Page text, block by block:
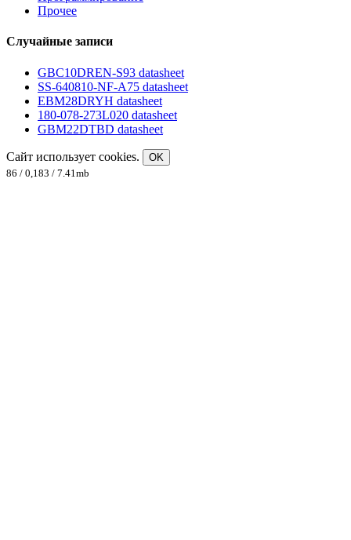
Прочее
Случайные записи
GBC10DREN-S93 datasheet
SS-640810-NF-A75 datasheet
EBM28DRYH datasheet
180-078-273L020 datasheet
GBM22DTBD datasheet
Сайт использует cookies.
OK
86 / 0,183 / 7.41mb